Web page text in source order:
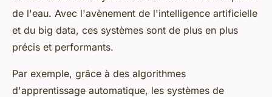
de l'eau. Avec l'avènement de l'intelligence artificielle
et du big data, ces systèmes sont de plus en plus
précis et performants.
Par exemple, grâce à des algorithmes
d'apprentissage automatique, les systèmes de